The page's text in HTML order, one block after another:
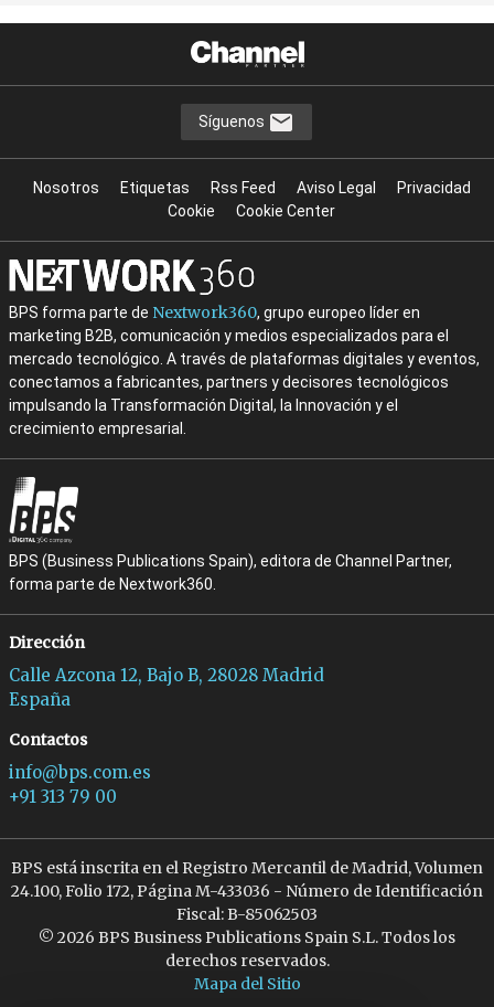
Síguenos
Nosotros Etiquetas Rss Feed Aviso Legal
Privacidad
Cookie
Cookie Center
BPS forma parte de Nextwork360, grupo europeo líder en
marketing B2B, comunicación y medios especializados para el
mercado tecnológico. A través de plataformas digitales y eventos,
conectamos a fabricantes, partners y decisores tecnológicos
impulsando la Transformación Digital, la Innovación y el
crecimiento empresarial.
BPS (Business Publications Spain), editora de Channel Partner,
forma parte de Nextwork360.
Dirección
Calle Azcona 12, Bajo B, 28028 Madrid
España
Contactos
info@bps.com.es
+91 313 79 00
BPS está inscrita en el Registro Mercantil de Madrid, Volumen
24.100, Folio 172, Página M-433036 - Número de Identificación
Fiscal: B-85062503
© 2026 BPS Business Publications Spain S.L. Todos los
derechos reservados.
Mapa del Sitio